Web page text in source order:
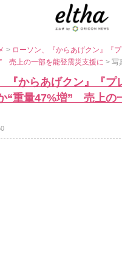
> ローソン、『からあげクン』『
売上の一部を能登震災支援に> 写
『からあげクン』『プ
“重量47%増” 売上の